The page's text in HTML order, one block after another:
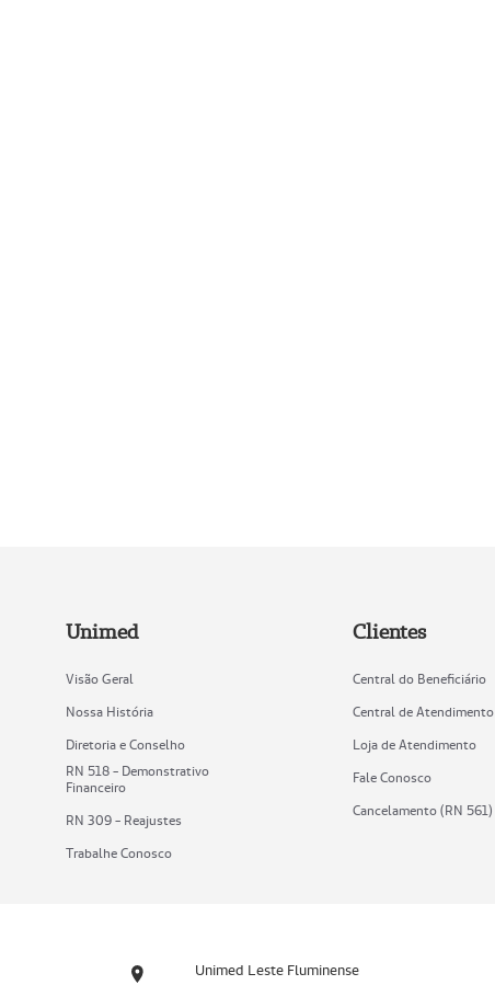
Unimed
Visão Geral
Nossa História
Diretoria e Conselho
RN 518 - Demonstrativo
Financeiro
RN 309 - Reajustes
Trabalhe Conosco
Clientes
Central do Beneficiário
Central de Atendimento
Loja de Atendimento
Fale Conosco
Cancelamento (RN 561)
Unimed Leste Fluminense